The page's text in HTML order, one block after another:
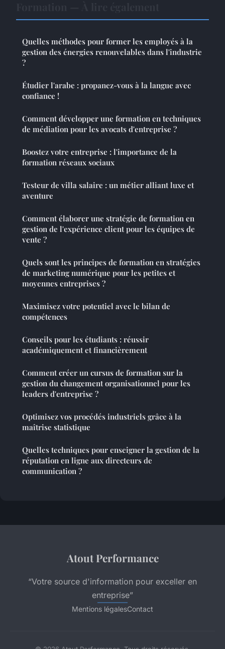
Quelles méthodes pour former les employés à la
gestion des énergies renouvelables dans l'industrie
?
Étudier l'arabe : propanez-vous à la langue avec
confiance !
Comment développer une formation en techniques
de médiation pour les avocats d'entreprise ?
Boostez votre entreprise : l'importance de la
formation réseaux sociaux
Testeur de villa salaire : un métier alliant luxe et
aventure
Comment élaborer une stratégie de formation en
gestion de l'expérience client pour les équipes de
vente ?
Quels sont les principes de formation en stratégies
de marketing numérique pour les petites et
moyennes entreprises ?
Maximisez votre potentiel avec le bilan de
compétences
Conseils pour les étudiants : réussir
académiquement et financièrement
Comment créer un cursus de formation sur la
gestion du changement organisationnel pour les
leaders d'entreprise ?
Optimisez vos procédés industriels grâce à la
maîtrise statistique
Quelles techniques pour enseigner la gestion de la
réputation en ligne aux directeurs de
communication ?
Atout Performance
“Votre source d'information pour exceller en
entreprise”
Mentions légalesContact